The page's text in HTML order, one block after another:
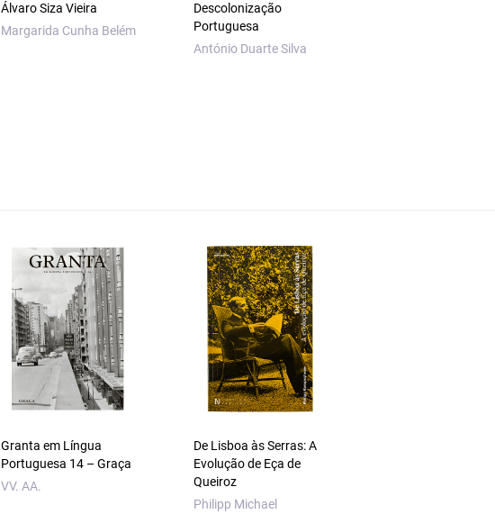
Álvaro Siza Vieira
Margarida Cunha Belém
Descolonização
Portuguesa
António Duarte Silva
Granta em Língua
Portuguesa 14 – Graça
VV. AA.
De Lisboa às Serras: A
Evolução de Eça de
Queiroz
Philipp Michael